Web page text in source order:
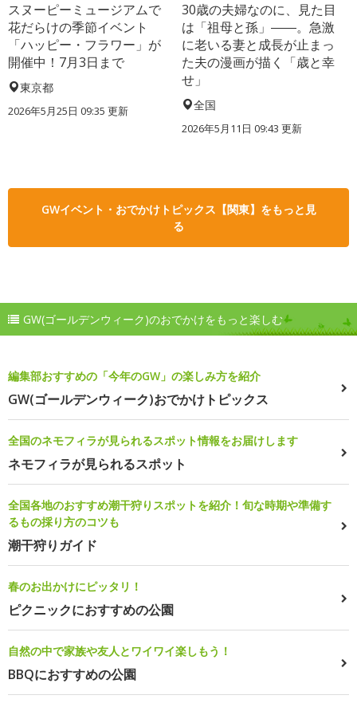
スヌーピーミュージアムで
花だらけの季節イベント
「ハッピー・フラワー」が
開催中！7月3日まで
東京都
2026年5月25日 09:35 更新
30歳の夫婦なのに、見た目
は「祖母と孫」――。急激
に老いる妻と成長が止まっ
た夫の漫画が描く「歳と幸
せ」
全国
2026年5月11日 09:43 更新
GWイベント・おでかけトピックス【関東】をもっと見
る
GW(ゴールデンウィーク)のおでかけをもっと楽しむ
編集部おすすめの「今年のGW」の楽しみ方を紹介
GW(ゴールデンウィーク)おでかけトピックス
全国のネモフィラが見られるスポット情報をお届けします
ネモフィラが見られるスポット
全国各地のおすすめ潮干狩りスポットを紹介！旬な時期や準備す
るもの採り方のコツも
潮干狩りガイド
春のお出かけにピッタリ！
ピクニックにおすすめの公園
自然の中で家族や友人とワイワイ楽しもう！
BBQにおすすめの公園